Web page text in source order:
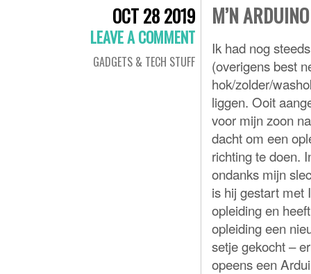
OCT 28 2019
LEAVE A COMMENT
GADGETS & TECH STUFF
M’N
Ik had nog
(overigens best
hok/zolder/
liggen. Ooit
voor mijn zoon
dacht om een
richting te doen.
ondanks mijn
is hij gestart met
opleiding en
opleiding een
setje gekocht –
opeens een